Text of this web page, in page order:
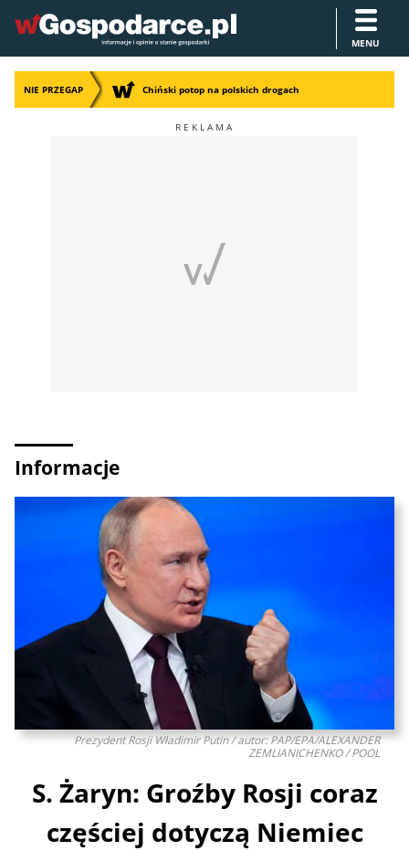
MENU
NIE PRZEGAP Chiński potop na polskich drogach
Informacje
Prezydent Rosji Władimir Putin / autor: PAP/EPA/ALEXANDER
ZEMLIANICHENKO / POOL
S. Żaryn: Groźby Rosji coraz
częściej dotyczą Niemiec